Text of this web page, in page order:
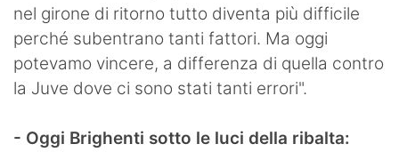
nel girone di ritorno tutto diventa più difficile
perché subentrano tanti fattori. Ma oggi
potevamo vincere, a differenza di quella contro
la Juve dove ci sono stati tanti errori".
- Oggi Brighenti sotto le luci della ribalta: